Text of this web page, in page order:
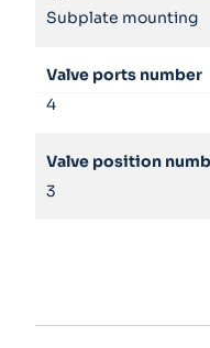
Subplate mounting
Valve ports number
4
Valve position
3